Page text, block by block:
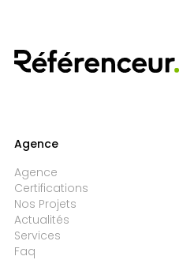
Agence
Agence
Certifications
Nos Projets
Actualités
Services
Faq